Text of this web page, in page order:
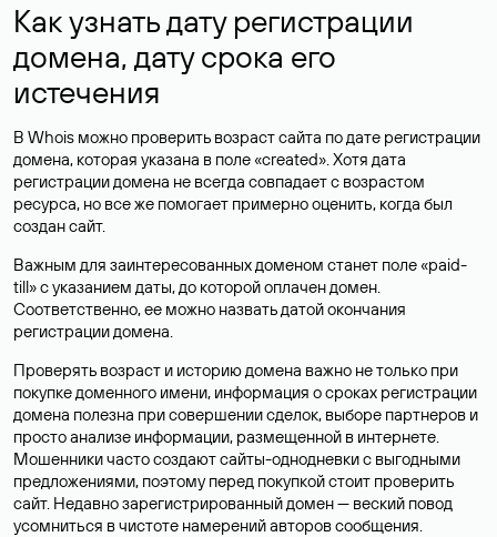
Как узнать дату регистрации
домена, дату срока его
истечения
В Whois можно проверить возраст сайта по дате регистрации
домена, которая указана в поле «created». Хотя дата
регистрации домена не всегда совпадает с возрастом
ресурса, но все же помогает примерно оценить, когда был
создан сайт.
Важным для заинтересованных доменом станет поле «paid-
till» с указанием даты, до которой оплачен домен.
Соответственно, ее можно назвать датой окончания
регистрации домена.
Проверять возраст и историю домена важно не только при
покупке доменного имени, информация о сроках регистрации
домена полезна при совершении сделок, выборе партнеров и
просто анализе информации, размещенной в интернете.
Мошенники часто создают сайты-однодневки с выгодными
предложениями, поэтому перед покупкой стоит проверить
сайт. Недавно зарегистрированный домен — веский повод
усомниться в чистоте намерений авторов сообщения.